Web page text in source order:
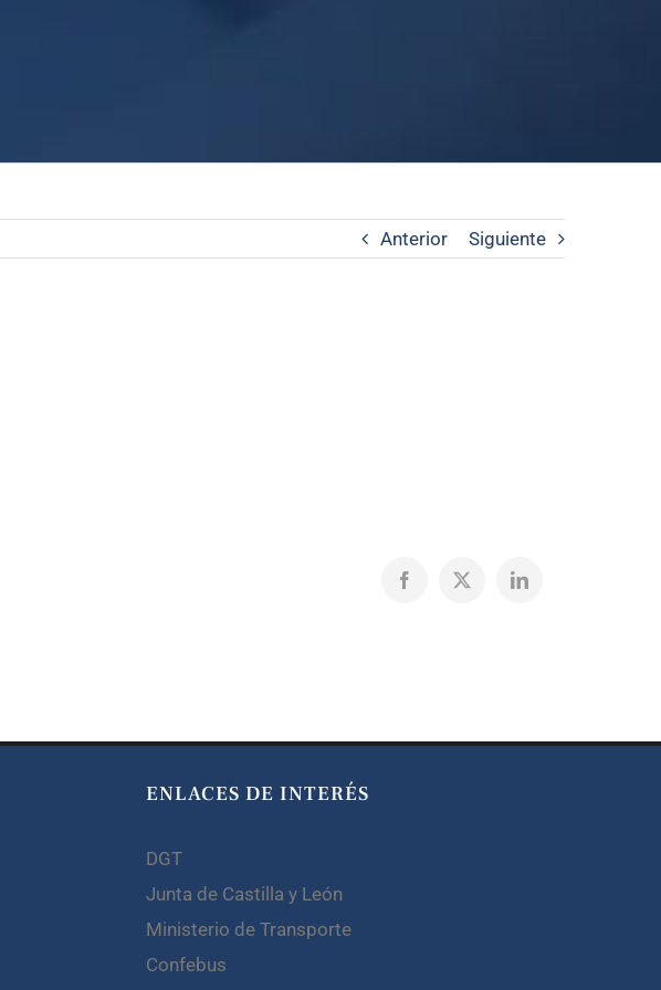
Anterior Siguiente
Facebook
X LinkedIn
ENLACES DE INTERÉS
DGT
Junta de Castilla y León
Ministerio de Transporte
Confebus